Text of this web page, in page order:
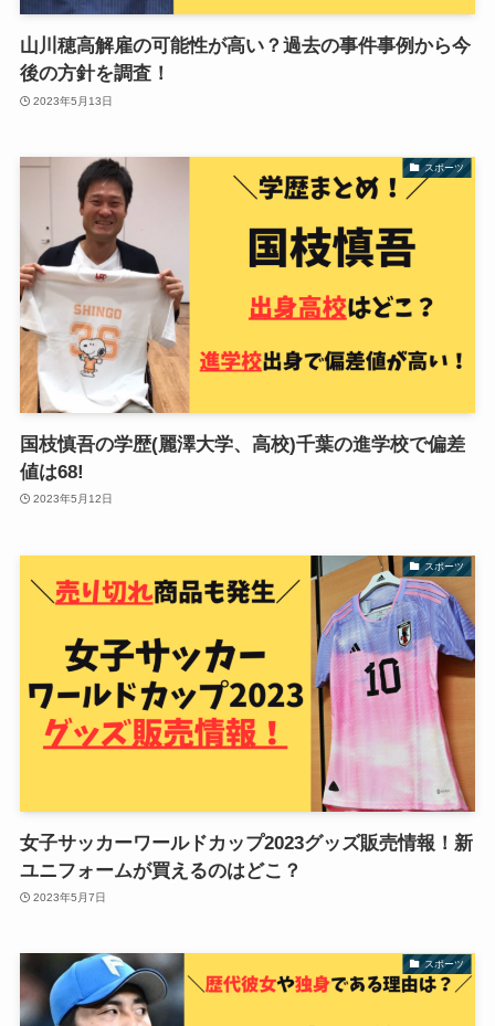
山川穂高解雇の可能性が高い？過去の事件事例から今
後の方針を調査！
2023年5月13日
スポーツ
国枝慎吾の学歴(麗澤大学、高校)千葉の進学校で偏差
値は68!
2023年5月12日
スポーツ
女子サッカーワールドカップ2023グッズ販売情報！新
ユニフォームが買えるのはどこ？
2023年5月7日
スポーツ